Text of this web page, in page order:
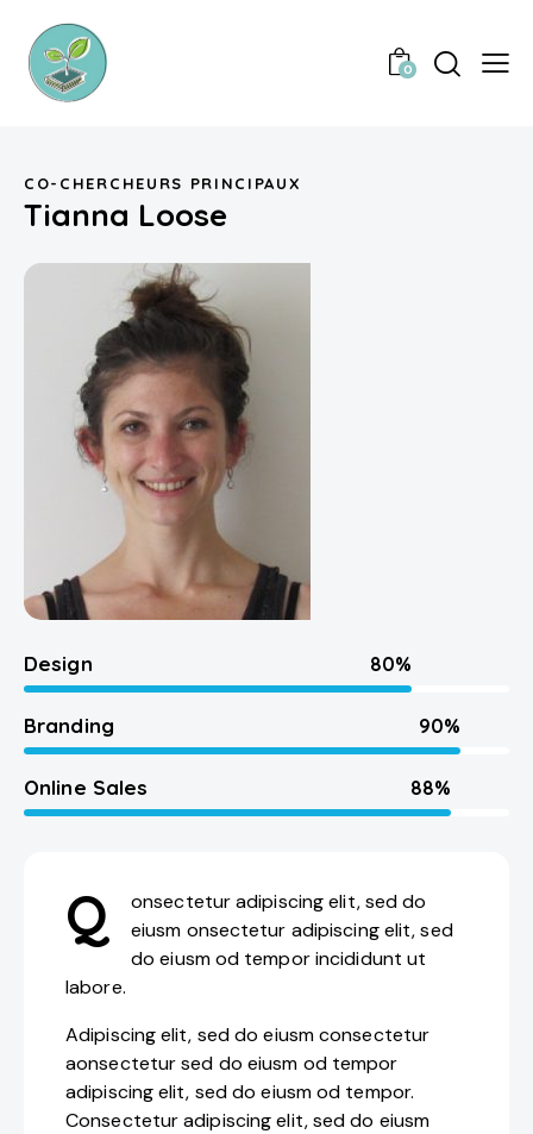
0
CO-CHERCHEURS PRINCIPAUX
Tianna Loose
Design 80%
Branding 90%
Online Sales 88%
Q
onsectetur adipiscing elit, sed do
eiusm onsectetur adipiscing elit, sed
do eiusm od tempor incididunt ut
labore.
Adipiscing elit, sed do eiusm consectetur
aonsectetur sed do eiusm od tempor
adipiscing elit, sed do eiusm od tempor.
Consectetur adipiscing elit, sed do eiusm